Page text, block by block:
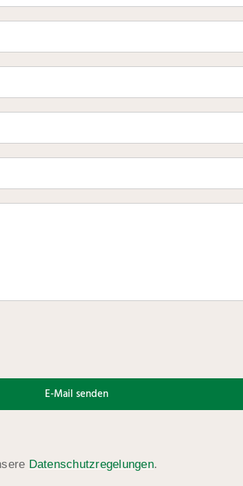
E-Mail senden
Datenschutzregelungen.